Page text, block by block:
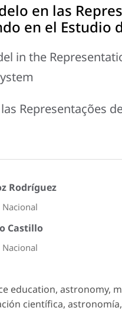
en las
en el Estudio
in the
Representações
Rodríguez
Castillo
education, astronomy,
científica,